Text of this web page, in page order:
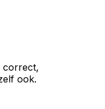
correct,
ook.